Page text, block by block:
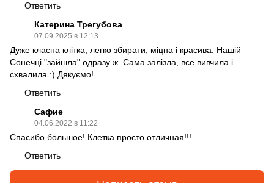
Ответить
Катерина Трегубова
07.09.2025 в 12:13
Дуже класна клітка, легко збирати, міцна і красива. Нашій
Сонечці "зайшла" одразу ж. Сама залізла, все вивчила і
схвалила :) Дякуємо!
Ответить
Сафие
04.06.2022 в 11:22
Спасибо большое! Клетка просто отличная!!!
Ответить